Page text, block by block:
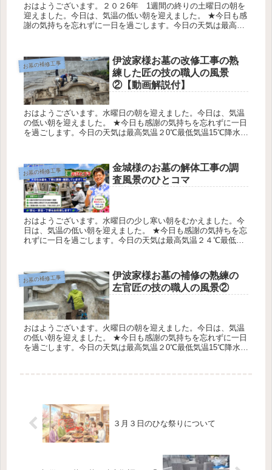
おはようございます。２０２6年 1週間の終りの土曜日の朝を
迎えました。今日は、気温の低い朝を迎えました。 ★今日も感
謝の気持ちを忘れずに一日を過ごします。今日の天気は最高気
お墓の補修工事
伊波家様お墓の改修工事の熟
練した匠の技の職人の風景
②【動画解説付】
おはようございます。水曜日の朝を迎えました。今日は、気温
の低い朝を迎えました。 ★今日も感謝の気持ちを忘れずに一日
を過ごします。今日の天気は最高気温２0℃最低気温15℃降水確
お墓の補修工事
金城様のお墓の解体工事の調
査風景のひとコマ
おはようございます。水曜日の少し寒い朝をむかえました。今
日は、気温の低い朝を迎えました。 ★今日も感謝の気持ちを忘
れずに一日を過ごします。今日の天気は最高気温２４℃最低気
お墓の補修工事
伊波家様お墓の補修の熟練の
左官匠の技の職人の風景②
おはようございます。火曜日の朝を迎えました。今日は、気温
の低い朝を迎えました。 ★今日も感謝の気持ちを忘れずに一日
を過ごします。今日の天気は最高気温２0℃最低気温15℃降水確
３月３日のひな祭りについて